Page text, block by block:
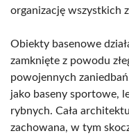
organizację wszystkich
Obiekty basenowe
zamknięte z powodu
powojennych
jako baseny sportowe,
rybnych. Cała
zachowana, w tym